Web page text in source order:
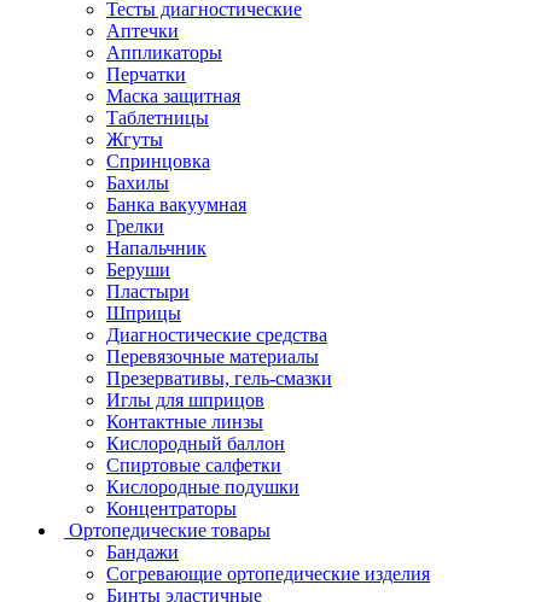
Тесты диагностические
Аптечки
Аппликаторы
Перчатки
Маска защитная
Таблетницы
Жгуты
Спринцовка
Бахилы
Банка вакуумная
Грелки
Напальчник
Беруши
Пластыри
Шприцы
Диагностические средства
Перевязочные материалы
Презервативы, гель-смазки
Иглы для шприцов
Контактные линзы
Кислородный баллон
Спиртовые салфетки
Кислородные подушки
Концентраторы
Ортопедические товары
Бандажи
Согревающие ортопедические изделия
Бинты эластичные